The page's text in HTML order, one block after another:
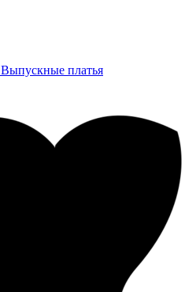
Выпускные платья